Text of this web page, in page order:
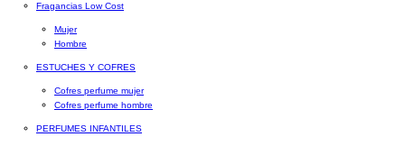
Fragancias Low Cost
Mujer
Hombre
ESTUCHES Y COFRES
Cofres perfume mujer
Cofres perfume hombre
PERFUMES INFANTILES